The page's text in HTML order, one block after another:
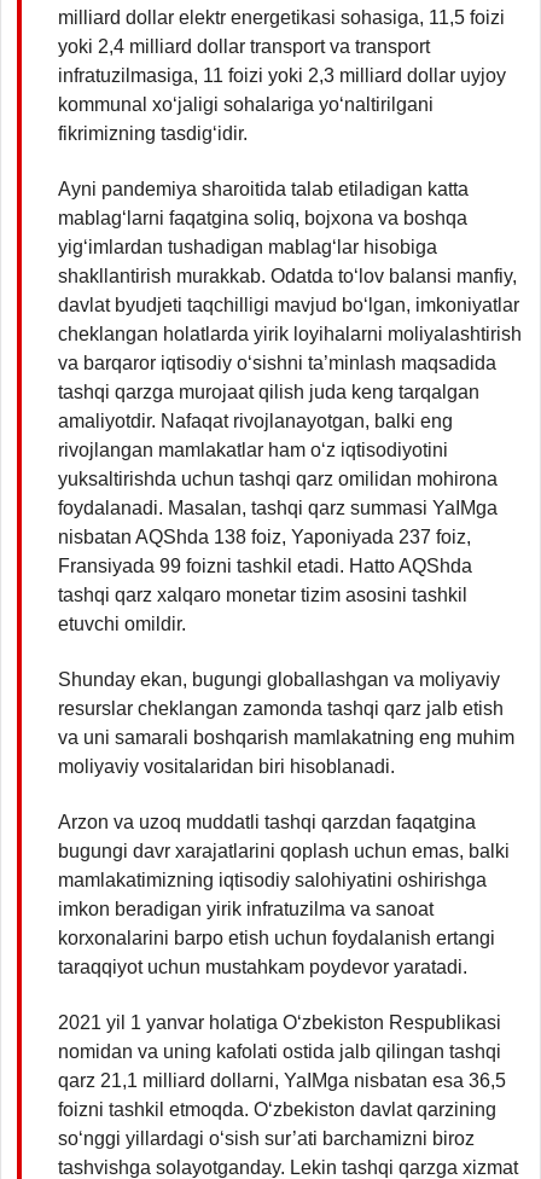
milliard dollar elektr energetikasi sohasiga, 11,5 foizi
yoki 2,4 milliard dollar transport va transport
infratuzilmasiga, 11 foizi yoki 2,3 milliard dollar uyjoy
kommunal xo‘jaligi sohalariga yo‘naltirilgani
fikrimizning tasdig‘idir.
Ayni pandemiya sharoitida talab etiladigan katta
mablag‘larni faqatgina soliq, bojxona va boshqa
yig‘imlardan tushadigan mablag‘lar hisobiga
shakllantirish murakkab. Odatda to‘lov balansi manfiy,
davlat byudjeti taqchilligi mavjud bo‘lgan, imkoniyatlar
cheklangan holatlarda yirik loyihalarni moliyalashtirish
va barqaror iqtisodiy o‘sishni ta’minlash maqsadida
tashqi qarzga murojaat qilish juda keng tarqalgan
amaliyotdir. Nafaqat rivojlanayotgan, balki eng
rivojlangan mamlakatlar ham o‘z iqtisodiyotini
yuksaltirishda uchun tashqi qarz omilidan mohirona
foydalanadi. Masalan, tashqi qarz summasi YaIMga
nisbatan AQShda 138 foiz, Yaponiyada 237 foiz,
Fransiyada 99 foizni tashkil etadi. Hatto AQShda
tashqi qarz xalqaro monetar tizim asosini tashkil
etuvchi omildir.
Shunday ekan, bugungi globallashgan va moliyaviy
resurslar cheklangan zamonda tashqi qarz jalb etish
va uni samarali boshqarish mamlakatning eng muhim
moliyaviy vositalaridan biri hisoblanadi.
Arzon va uzoq muddatli tashqi qarzdan faqatgina
bugungi davr xarajatlarini qoplash uchun emas, balki
mamlakatimizning iqtisodiy salohiyatini oshirishga
imkon beradigan yirik infratuzilma va sanoat
korxonalarini barpo etish uchun foydalanish ertangi
taraqqiyot uchun mustahkam poydevor yaratadi.
2021 yil 1 yanvar holatiga O‘zbekiston Respublikasi
nomidan va uning kafolati ostida jalb qilingan tashqi
qarz 21,1 milliard dollarni, YaIMga nisbatan esa 36,5
foizni tashkil etmoqda. O‘zbekiston davlat qarzining
so‘nggi yillardagi o‘sish sur’ati barchamizni biroz
tashvishga solayotganday. Lekin tashqi qarzga xizmat